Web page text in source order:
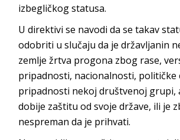
izbegličkog statusa.
U direktivi se navodi da se takav
odobriti u slučaju da je državljanin
zemlje žrtva progona zbog rase,
pripadnosti, nacionalnosti, političke
pripadnosti nekoj društvenoj grupi,
dobije zaštitu od svoje države, ili je
nespreman da je prihvati.